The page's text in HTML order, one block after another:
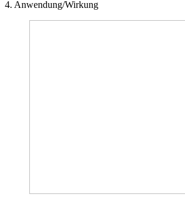
4. Anwendung/Wirkung